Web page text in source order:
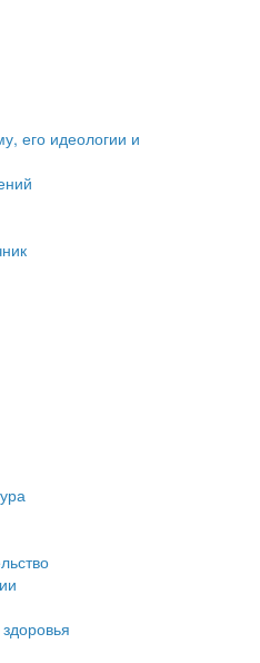
проектирования
и застройки
его идеологии и